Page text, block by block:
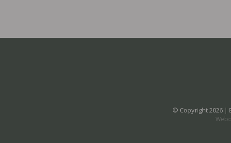
© Copyright 2026 |